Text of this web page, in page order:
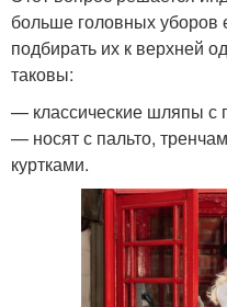
больше головных уборов
подбирать их к верхней
таковы:
— классические шляпы
— носят с пальто,
куртками.